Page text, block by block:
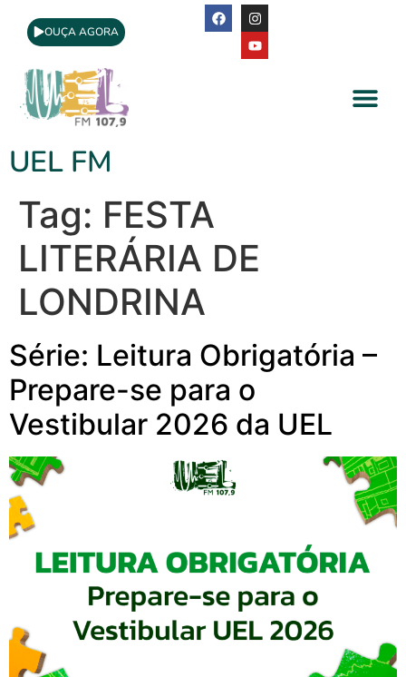
OUÇA AGORA
UEL FM
Tag: FESTA
LITERÁRIA DE
LONDRINA
Série: Leitura Obrigatória –
Prepare-se para o
Vestibular 2026 da UEL